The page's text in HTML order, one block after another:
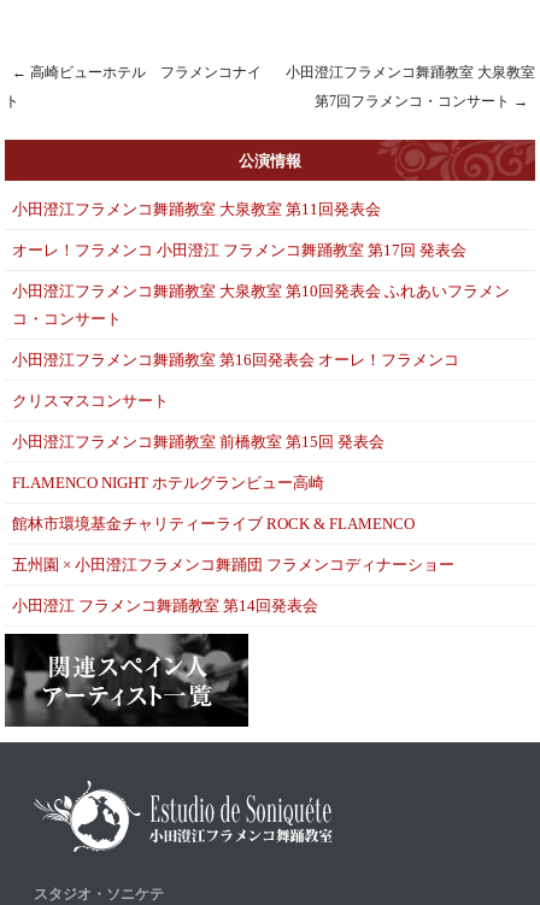
Post navigation
← 高崎ビューホテル フラメンコナイ
ト
小田澄江フラメンコ舞踊教室 大泉教室
第7回フラメンコ・コンサート →
公演情報
小田澄江フラメンコ舞踊教室 大泉教室 第11回発表会
オーレ！フラメンコ 小田澄江 フラメンコ舞踊教室 第17回 発表会
小田澄江フラメンコ舞踊教室 大泉教室 第10回発表会 ふれあいフラメン
コ・コンサート
小田澄江フラメンコ舞踊教室 第16回発表会 オーレ！フラメンコ
クリスマスコンサート
小田澄江フラメンコ舞踊教室 前橋教室 第15回 発表会
FLAMENCO NIGHT ホテルグランビュー高崎
館林市環境基金チャリティーライブ ROCK & FLAMENCO
五州園 × 小田澄江フラメンコ舞踊団 フラメンコディナーショー
小田澄江 フラメンコ舞踊教室 第14回発表会
スタジオ・ソニケテ